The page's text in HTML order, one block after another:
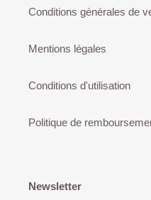
Conditions générales de
Mentions légales
Conditions d'utilisation
Politique de
Newsletter